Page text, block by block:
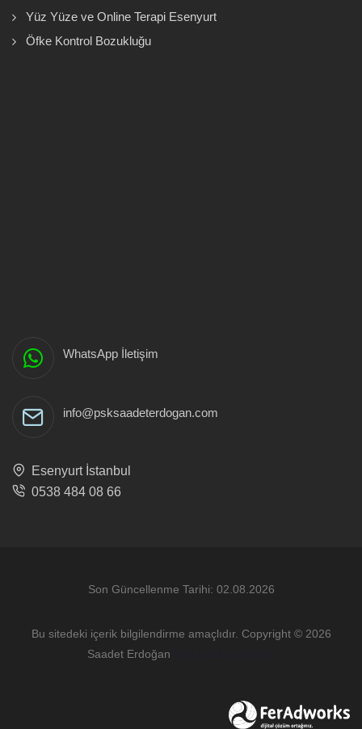
Yüz Yüze ve Online Terapi Esenyurt
Öfke Kontrol Bozukluğu
WhatsApp İletişim
info@psksaadeterdogan.com
Esenyurt İstanbul
0538 484 08 66
Son Güncellenme Tarihi: 02.08.2026
Bu sitedeki içerik bilgilendirme amaçlıdır. Copyright © 2026
Saadet Erdoğan